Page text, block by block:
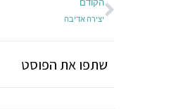
הקודם
יצירה אדיבה
שתפו את הפוסט